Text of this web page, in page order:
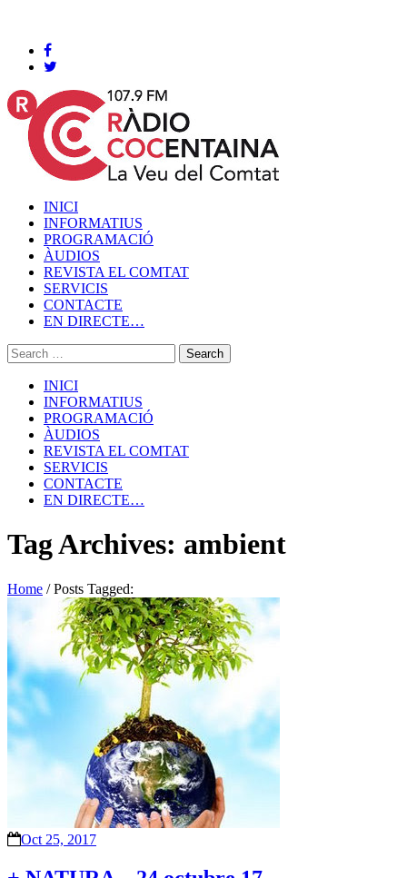
INICI
INFORMATIUS
PROGRAMACIÓ
ÀUDIOS
REVISTA EL COMTAT
SERVICIS
CONTACTE
EN DIRECTE…
INICI
INFORMATIUS
PROGRAMACIÓ
ÀUDIOS
REVISTA EL COMTAT
SERVICIS
CONTACTE
EN DIRECTE…
Tag Archives: ambient
Home /Posts Tagged:
Oct 25, 2017